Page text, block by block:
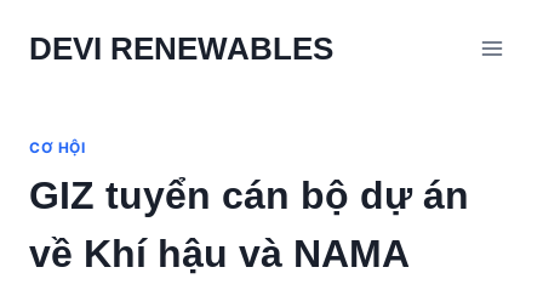
DEVI RENEWABLES
CƠ HỘI
GIZ tuyển cán bộ dự án
về Khí hậu và NAMA